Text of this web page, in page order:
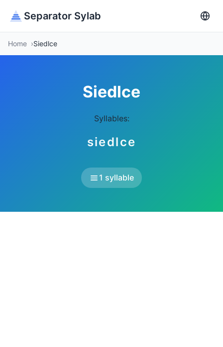
Separator Sylab
Home Siedlce
Siedlce
Syllables:
siedlce
1 syllable